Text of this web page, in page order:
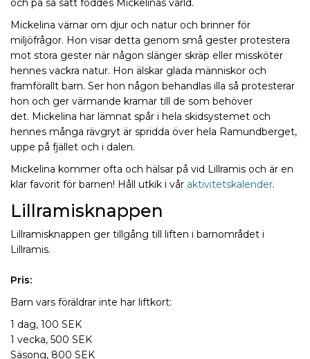
och på så sätt föddes Mickelinas värld.
Mickelina värnar om djur och natur och brinner för
miljöfrågor. Hon visar detta genom små gester protestera
mot stora gester när någon slänger skräp eller missköter
hennes vackra natur. Hon älskar glada människor och
framförallt barn. Ser hon någon behandlas illa så protesterar
hon och ger värmande kramar till de som behöver
det. Mickelina har lämnat spår i hela skidsystemet och
hennes många rävgryt är spridda över hela Ramundberget,
uppe på fjället och i dalen.
Mickelina kommer ofta och hälsar på vid Lillramis och är en
klar favorit för barnen! Håll utkik i vår aktivitetskalender.
Lillramisknappen
Lillramisknappen ger tillgång till liften i barnområdet i
Lillramis.
Pris:
Barn vars föräldrar inte har liftkort:
1 dag, 100 SEK
1 vecka, 500 SEK
Säsong, 800 SEK